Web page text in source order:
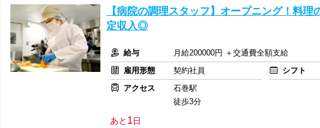
【病院の調理スタッフ】オープニング！料
定収入◎
給与
月給200000円 ＋交通費全額支給
雇用形態
契約社員 シフト
アクセス
石巻駅
徒歩3分
あと 1日